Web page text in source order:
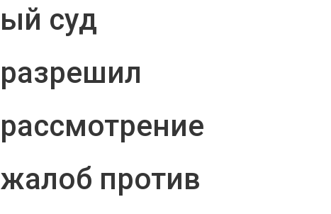
ый суд
разрешил
рассмотрение
жалоб против